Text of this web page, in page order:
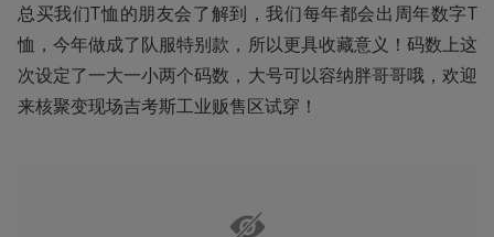
总买我们T恤的朋友会了解到，我们每年都会出周年数字T
恤，今年做成了队服特别款，所以更具收藏意义！码数上这
次设定了一大一小两个码数，大号可以容纳胖哥哥哦，欢迎
来核聚变现场吉考斯工业贩售区试穿！